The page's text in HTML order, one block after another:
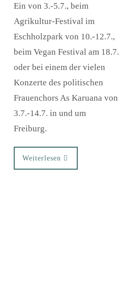
Ein von 3.-5.7., beim
Agrikultur-Festival im
Eschholzpark von 10.-12.7.,
beim Vegan Festival am 18.7.
oder bei einem der vielen
Konzerte des politischen
Frauenchors As Karuana von
3.7.-14.7. in und um
Freiburg.
Weiterlesen